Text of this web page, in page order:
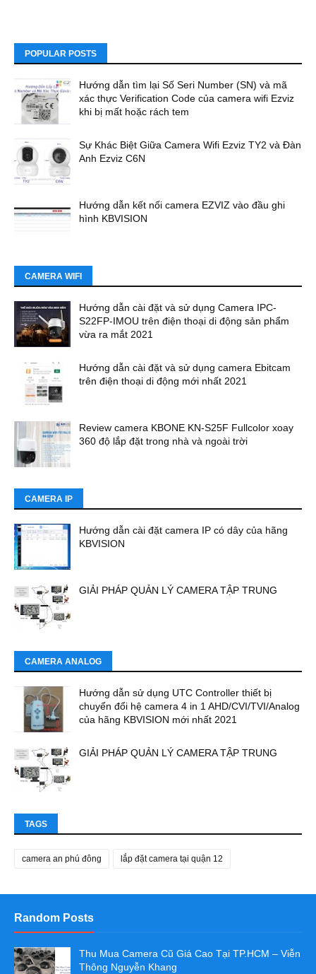
POPULAR POSTS
Hướng dẫn tìm lại Số Seri Number (SN) và mã
xác thực Verification Code của camera wifi Ezviz
khi bị mất hoặc rách tem
Sự Khác Biệt Giữa Camera Wifi Ezviz TY2 và Đàn
Anh Ezviz C6N
Hướng dẫn kết nối camera EZVIZ vào đầu ghi
hình KBVISION
CAMERA WIFI
Hướng dẫn cài đặt và sử dụng Camera IPC-
S22FP-IMOU trên điện thoại di động sản phẩm
vừa ra mắt 2021
Hướng dẫn cài đặt và sử dụng camera Ebitcam
trên điện thoại di động mới nhất 2021
Review camera KBONE KN-S25F Fullcolor xoay
360 độ lắp đặt trong nhà và ngoài trời
CAMERA IP
Hướng dẫn cài đặt camera IP có dây của hãng
KBVISION
GIẢI PHÁP QUẢN LÝ CAMERA TẬP TRUNG
CAMERA ANALOG
Hướng dẫn sử dụng UTC Controller thiết bị
chuyển đổi hệ camera 4 in 1 AHD/CVI/TVI/Analog
của hãng KBVISION mới nhất 2021
GIẢI PHÁP QUẢN LÝ CAMERA TẬP TRUNG
TAGS
camera an phú đông lắp đặt camera tại quận 12
Random Posts
Thu Mua Camera Cũ Giá Cao Tại TP.HCM – Viễn
Thông Nguyễn Khang